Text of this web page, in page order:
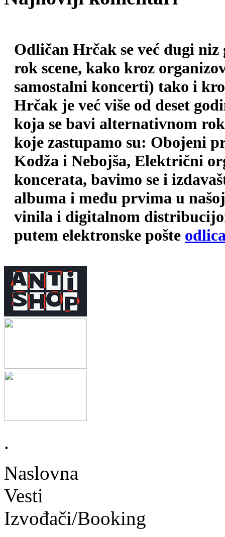
Odličan Hrčak se već dugi
rok scene, kako kroz
samostalni koncerti) tako i
Hrčak je već više od deset
koja se bavi alternativnom
koje zastupamo su: Obojeni
Kodža i Nebojša, Električni
koncerata, bavimo se i
albuma i među prvima u
vinila i digitalnom
putem elektronske pošte
.
Naslovna
Vesti
Izvođači/Booking